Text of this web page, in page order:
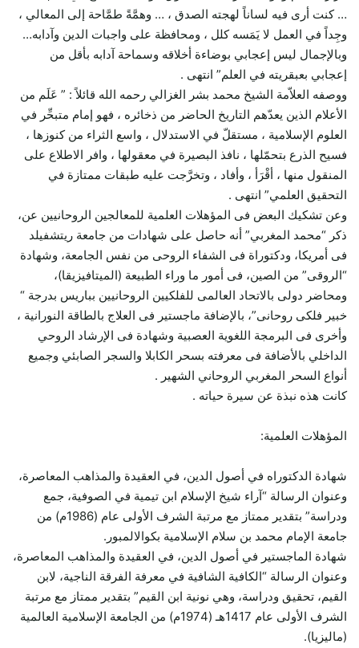
… كنت أرى فيه لساناً لهجته الصدق ، … وهمَّةً طمَّاحة إلى المعالي ،
وجِداً في العمل لا يَمَسه كلل ، ومحافظة على واجبات الدين وآدابه…
وبالإجمال ليس إعجابي بوضاءة أخلاقه وسماحة آدابه بأقل من
إعجابي بعبقريته في العلم” انتهى .
ووصفه العلاّمة الشيخ محمد بشر الغزالي رحمه الله قائلاً : ” عَلَم من
الأعلام الذين يعدّهم التاريخ الحاضر من ذخائره ، فهو إمام متبحِّر في
العلوم الإسلامية ، مستقلّ في الاستدلال ، واسع الثراء من كنوزها ،
فسيح الذرع بتحمّلها ، نافذ البصيرة في معقولها ، وافر الاطلاع على
المنقول منها ، أقْرَأ ، وأفاد ، وتخرَّجت عليه طبقات ممتازة في
التحقيق العلمي” انتهى .
وعن تشكيك البعض فى المؤهلات العلمية للمعالجين الروحانيين عن،
ذكر “محمد المغربي” أنه حاصل على شهادات من جامعة ريتشفيلد
فى أمريكا، ودكتوراة فى الشفاء الروحى من نفس الجامعة، وشهادة
“الروقى” من الصين، فى أمور ما وراء الطبيعة (الميتافيزيقا)،
ومحاضر دولى بالاتحاد العالمى للفلكيين الروحانيين بباريس بدرجة “
خبير فلكى روحانى”، بالإضافة ماجستير فى العلاج بالطاقة النورانية ،
وأخرى فى البرمجة اللغوية العصبية وشهادة فى الإرشاد الروحي
الداخلي بالأضافة فى معرفته بسحر الكابلا والسجر الصابئي وجميع
أنواع السحر المغربي الروحاني الشهير .
كانت هذه نبذة عن سيرة حياته .
المؤهلات العلمية:
شهادة الدكتوراه في أصول الدين، في العقيدة والمذاهب المعاصرة،
وعنوان الرسالة “آراء شيخ الإسلام ابن تيمية في الصوفية، جمع
ودراسة” بتقدير ممتاز مع مرتبة الشرف الأولى عام (1986م) من
جامعة الإمام محمد بن سلام الإسلامية بكوالالمبور.
شهادة الماجستير في أصول الدين، في العقيدة والمذاهب المعاصرة،
وعنوان الرسالة “الكافية الشافية في معرفة الفرقة الناجية، لابن
القيم، تحقيق ودراسة، وهي نونية ابن القيم” بتقدير ممتاز مع مرتبة
الشرف الأولى عام 1417هـ (1974م) من الجامعة الإسلامية العالمية
(ماليزيا).